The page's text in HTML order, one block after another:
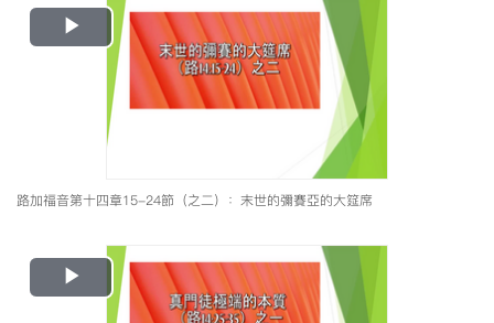
Play
Video
路加福音第十四章15-24節（之二）：末世的彌賽亞的大筵席
Play
Video